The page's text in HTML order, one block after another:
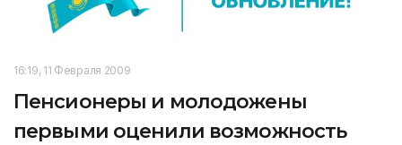
16:19, 11 Февраля 2009
Пенсионеры и молодожены
первыми оценили возможность